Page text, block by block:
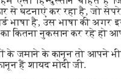
से घटनाएं कर रहा है, जो
भाषा है, उस भाषा की
कितना नुकसान कर रहे हो
के जमाने के कानून तो आपने
हैं शायद मोदी जी.